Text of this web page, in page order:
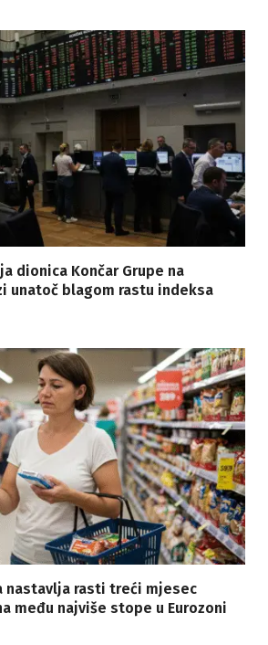
dionica Končar Grupe na
unatoč blagom rastu indeksa
nastavlja rasti treći mjesec
među najviše stope u Eurozoni